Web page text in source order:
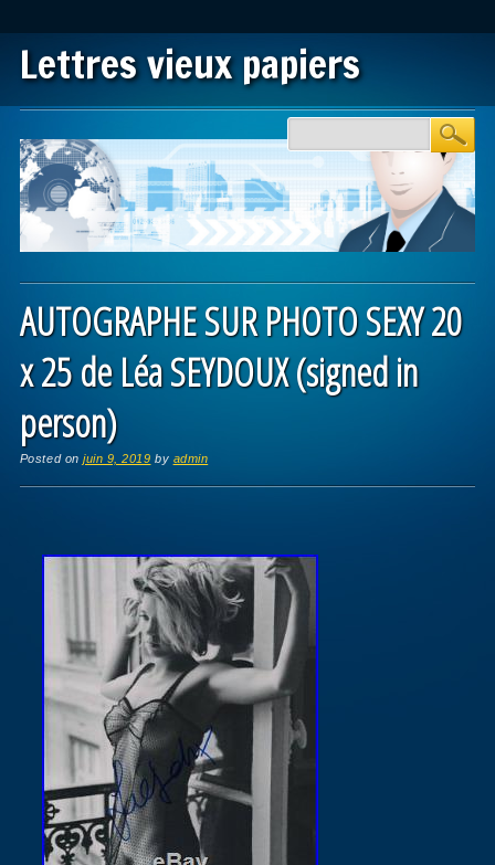
Lettres vieux papiers
Main menu
AUTOGRAPHE SUR PHOTO SEXY 20
x 25 de Léa SEYDOUX (signed in
person)
Posted onjuin 9, 2019 by admin